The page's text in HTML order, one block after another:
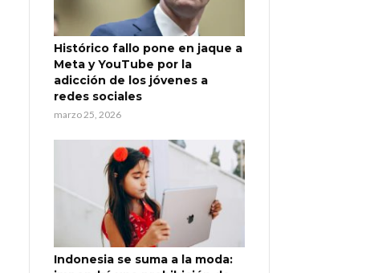
Histórico fallo pone en jaque a
Meta y YouTube por la
adicción de los jóvenes a
redes sociales
marzo 25, 2026
Indonesia se suma a la moda: